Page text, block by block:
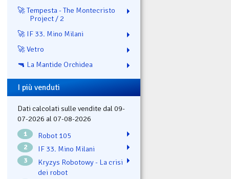
🚀 Tempesta - The Montecristo
Project / 2
🚀 IF 33. Mino Milani
🚀 Vetro
🔫 La Mantide Orchidea
I più venduti
Dati calcolati sulle vendite dal 09-
07-2026 al 07-08-2026
1 Robot 105
2 IF 33. Mino Milani
3
Kryzys Robotowy - La crisi
dei robot